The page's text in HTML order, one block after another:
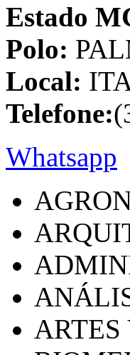
Estado
Polo:
Local:
Telefone:
Whatsapp